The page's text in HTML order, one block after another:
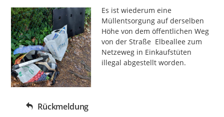
Es ist wiederum eine
Müllentsorgung auf derselben
Höhe von dem öffentlichen Weg
von der Straße  Elbeallee zum
Netzeweg in Einkaufstüten
illegal abgestellt worden.
Rückmeldung